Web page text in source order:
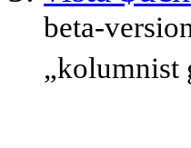
beta-
„kolumnist